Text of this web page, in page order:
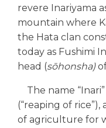
revere Inariyama
mountain where
the Hata clan
today as Fushimi
head (sōhonsha)of
The name
(“reaping of
of agriculture for